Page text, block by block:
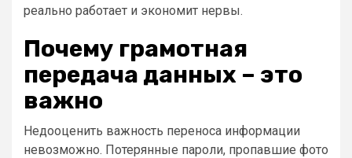
реально работает и экономит нервы.
Почему грамотная
передача данных – это
важно
Недооценить важность переноса информации
невозможно. Потерянные пароли, пропавшие фото